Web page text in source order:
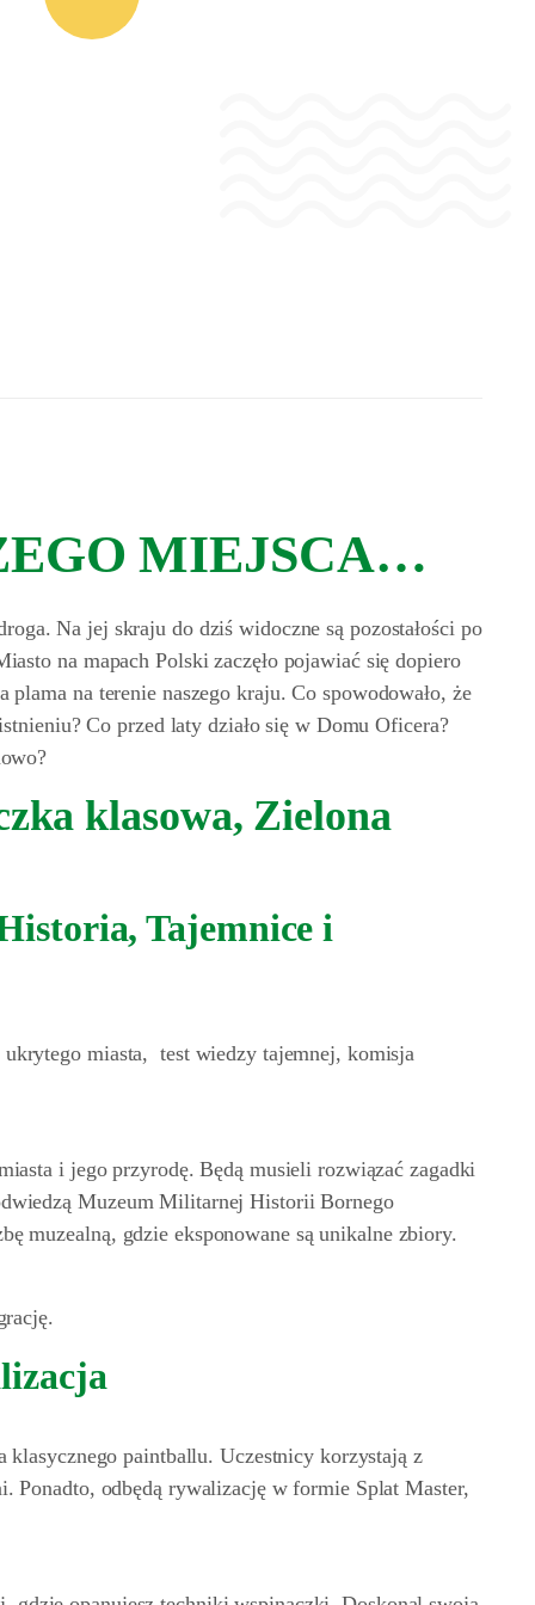
MIEJSCA…
Na jej skraju do dziś widoczne są pozostałości po
na mapach Polski zaczęło pojawiać się dopiero
na terenie naszego kraju. Co spowodowało, że
Co przed laty działo się w Domu Oficera?
klasowa, Zielona
Tajemnice i
miasta, test wiedzy tajemnej, komisja
i jego przyrodę. Będą musieli rozwiązać zagadki
Muzeum Militarnej Historii Bornego
muzealną, gdzie eksponowane są unikalne zbiory.
klasycznego paintballu. Uczestnicy korzystają z
Ponadto, odbędą rywalizację w formie Splat Master,